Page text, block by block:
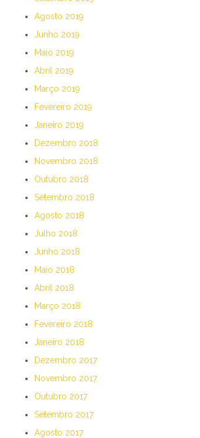
Agosto 2019
Junho 2019
Maio 2019
Abril 2019
Março 2019
Fevereiro 2019
Janeiro 2019
Dezembro 2018
Novembro 2018
Outubro 2018
Setembro 2018
Agosto 2018
Julho 2018
Junho 2018
Maio 2018
Abril 2018
Março 2018
Fevereiro 2018
Janeiro 2018
Dezembro 2017
Novembro 2017
Outubro 2017
Setembro 2017
Agosto 2017